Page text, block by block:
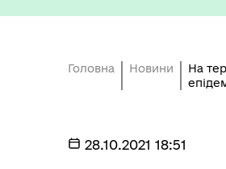
Головна Новини
На
28.10.2021 18:51